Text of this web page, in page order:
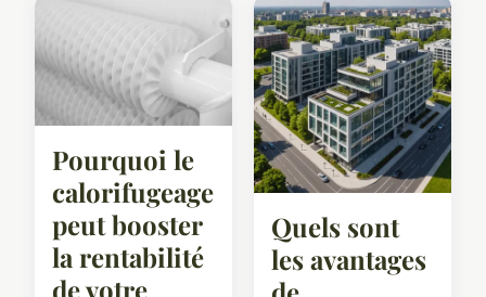
Pourquoi le
calorifugeage
peut booster
la rentabilité
de votre
Quels sont
les avantages